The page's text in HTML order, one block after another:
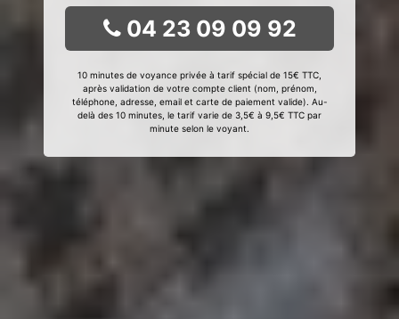
04 23 09 09 92
10 minutes de voyance privée à tarif spécial de 15€ TTC,
après validation de votre compte client (nom, prénom,
téléphone, adresse, email et carte de paiement valide). Au-
delà des 10 minutes, le tarif varie de 3,5€ à 9,5€ TTC par
minute selon le voyant.